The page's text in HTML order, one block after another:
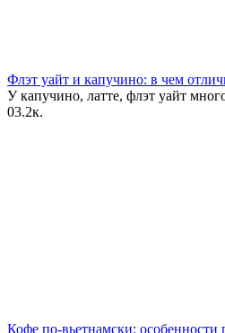
Флэт уайт и капучино: в чем
У капучино, латте, флэт уайт
03.2к.
Кофе по-вьетнамски: особенности